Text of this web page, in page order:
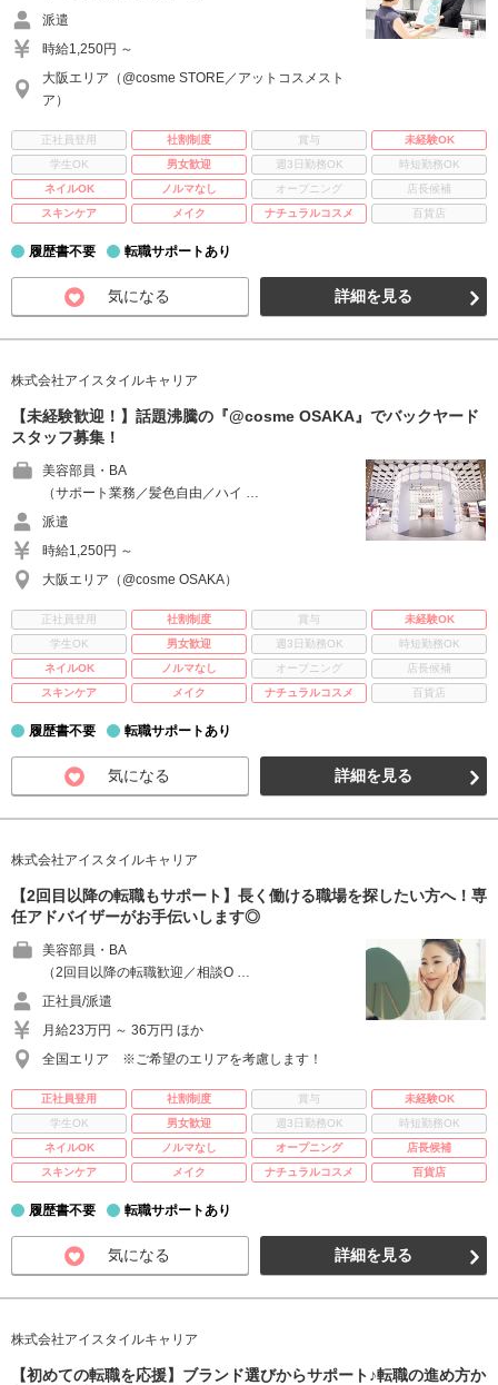
派遣
時給1,250円 ～
大阪エリア（@cosme STORE／アットコスメスト
ア）
正社員登用 社割制度 賞与
未経験OK
学生OK
男女歓迎 週3日勤務OK
時短勤務OK
ネイルOK
ノルマなし オープニング
店長候補
スキンケア
メイク ナチュラルコスメ 百貨店
履歴書不要 転職サポートあり
気になる 詳細を見る
株式会社アイスタイルキャリア
【未経験歓迎！】話題沸騰の『@cosme OSAKA』でバックヤード
スタッフ募集！
美容部員・BA
（サポート業務／髪色自由／ハイ …
派遣
時給1,250円 ～
大阪エリア（@cosme OSAKA）
正社員登用 社割制度 賞与
未経験OK
学生OK
男女歓迎 週3日勤務OK
時短勤務OK
ネイルOK
ノルマなし オープニング
店長候補
スキンケア
メイク ナチュラルコスメ 百貨店
履歴書不要 転職サポートあり
気になる 詳細を見る
株式会社アイスタイルキャリア
【2回目以降の転職もサポート】長く働ける職場を探したい方へ！専
任アドバイザーがお手伝いします◎
美容部員・BA
（2回目以降の転職歓迎／相談O …
正社員/派遣
月給23万円 ～ 36万円 ほか
全国エリア ※ご希望のエリアを考慮します！
正社員登用 社割制度 賞与
未経験OK
学生OK
男女歓迎 週3日勤務OK
時短勤務OK
ネイルOK
ノルマなし オープニング
店長候補
スキンケア
メイク ナチュラルコスメ 百貨店
履歴書不要 転職サポートあり
気になる 詳細を見る
株式会社アイスタイルキャリア
【初めての転職を応援】ブランド選びからサポート♪転職の進め方か